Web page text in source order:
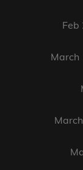
Feb
March